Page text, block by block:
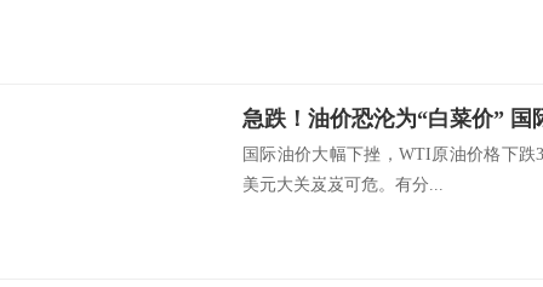
急跌！油价恐沦为“白菜价” 国
国际油价大幅下挫，WTI原油价格下跌
美元大关岌岌可危。有分...